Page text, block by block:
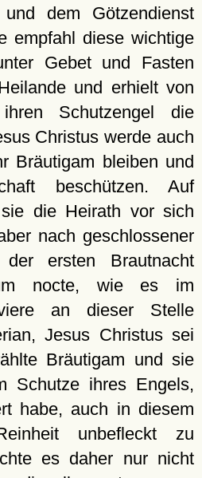
dem Götzendienst
empfahl diese wichtige
Gebet und Fasten
und erhielt von
Schutzengel die
Christus werde auch
Bräutigam bleiben und
beschützen. Auf
die Heirath vor sich
nach geschlossener
ersten Brautnacht
nocte, wie es im
an dieser Stelle
Jesus Christus sei
Bräutigam und sie
Schutze ihres Engels,
habe, auch in diesem
unbefleckt zu
es daher nur nicht